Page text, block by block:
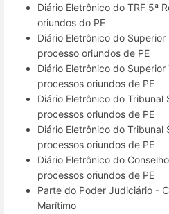
Diário Eletrônico do TRF 5ª
oriundos do PE
Diário Eletrônico do
processo oriundos de PE
Diário Eletrônico do
processos oriundos de PE
Diário Eletrônico do
processos oriundos de PE
Diário Eletrônico do Tribunal
processos oriundos de PE
Diário Eletrônico do
processos oriundos de PE
Parte do Poder Judiciário -
Marítimo